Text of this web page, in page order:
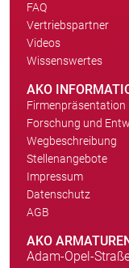
FAQ
Vertriebspartner
Videos
Wissenswertes
AKO
Firmenpräsentation
Forschung und
Wegbeschreibung
Stellenangebote
Impressum
Datenschutz
AGB
AKO
Adam-Opel-